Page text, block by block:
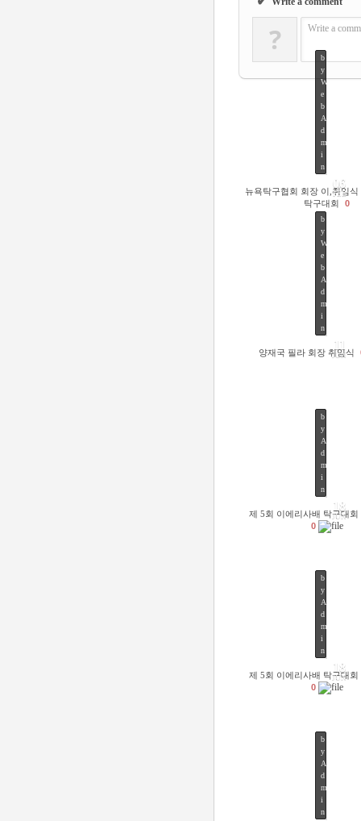
? Write a
06
FEB
b
y
W
e
b
A
d
m
i
n
뉴욕탁구협회 회장 이,취임식
탁구대회
0
11
JUN
b
y
W
e
b
A
d
m
i
n
양재국 필라 회장 취임식
18
JUN
b
y
A
d
m
i
n
제 5회 이에리사배 탁구대회
0
18
JUN
b
y
A
d
m
i
n
제 5회 이에리사배 탁구대회
0
b
y
A
d
m
i
n